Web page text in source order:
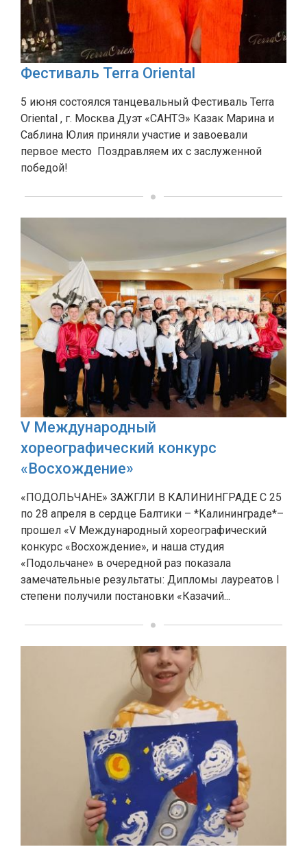
Фестиваль Terra Oriental
5 июня состоялся танцевальный Фестиваль Terra
Oriental , г. Москва Дуэт «САНТЭ» Казак Марина и
Саблина Юлия приняли участие и завоевали
первое место Поздравляем их с заслуженной
победой!
V Международный
хореографический конкурс
«Восхождение»
«ПОДОЛЬЧАНЕ» ЗАЖГЛИ В КАЛИНИНГРАДЕ С 25
по 28 апреля в сердце Балтики – *Калининграде*–
прошел «V Международный хореографический
конкурс «Восхождение», и наша студия
«Подольчане» в очередной раз показала
замечательные результаты: Дипломы лауреатов I
степени получили постановки «Казачий...